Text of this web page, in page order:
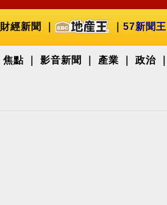
財經新聞 57新聞王
焦點 影音新聞 產業 政治